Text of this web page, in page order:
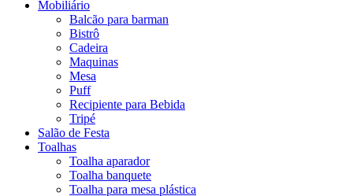
Mobiliário
Balcão para barman
Bistrô
Cadeira
Maquinas
Mesa
Puff
Recipiente para Bebida
Tripé
Salão de Festa
Toalhas
Toalha aparador
Toalha banquete
Toalha para mesa plástica